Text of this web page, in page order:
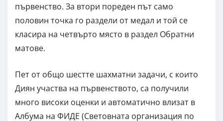
първенство. За втори пореден път само
половин точка го раздели от медал и той се
класира на четвърто място в раздел Обратни
матове.
Пет от общо шестте шахматни задачи, с които
Диян участва на първенството, са получили
много високи оценки и автоматично влизат в
Албума на ФИДЕ (Световната организация по